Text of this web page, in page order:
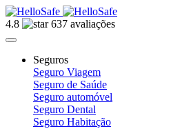
4.8 637 avaliações
Seguros
Seguro Viagem
Seguro de Saúde
Seguro automóvel
Seguro Dental
Seguro Habitação